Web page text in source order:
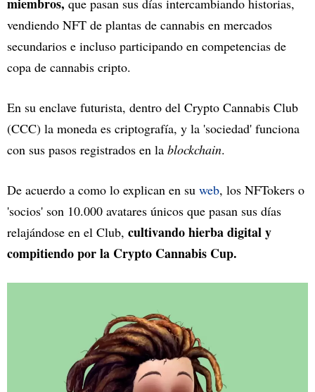
que pasan sus días intercambiando historias,
vendiendo NFT de plantas de cannabis en mercados
secundarios e incluso participando en competencias de
copa de cannabis cripto.
En su enclave futurista, dentro del Crypto Cannabis Club
(CCC) la moneda es criptografía, y la 'sociedad' funciona
con sus pasos registrados en la blockchain.
De acuerdo a como lo explican en su web, los NFTokers o
'socios' son 10.000 avatares únicos que pasan sus días
relajándose en el Club, cultivando hierba digital y
compitiendo por la Crypto Cannabis Cup.